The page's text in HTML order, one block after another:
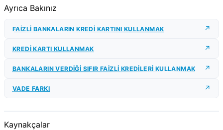
Ayrıca Bakınız
FAİZLİ BANKALARIN KREDİ KARTINI KULLANMAK
KREDİ KARTI KULLANMAK
BANKALARIN VERDİĞİ SIFIR FAİZLİ KREDİLERİ KULLANMAK
VADE FARKI
Kaynakçalar